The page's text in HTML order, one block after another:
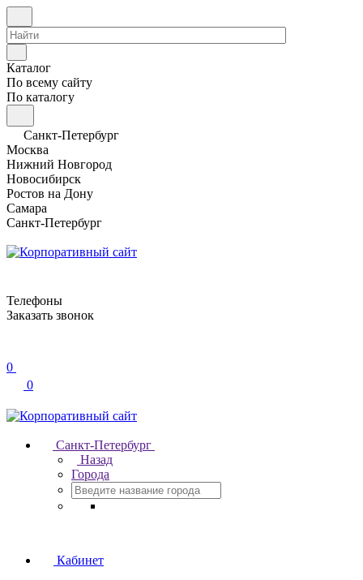
Каталог
По всему сайту
По каталогу
Санкт-Петербург
Москва
Нижний Новгород
Новосибирск
Ростов на Дону
Самара
Санкт-Петербург
Телефоны
Заказать звонок
0
0
Санкт-Петербург
Назад
Города
Кабинет